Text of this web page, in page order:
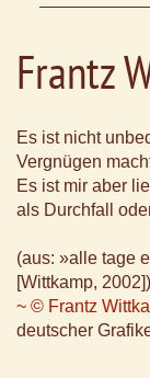
Frantz
Es ist nicht
Vergnügen
Es ist mir aber
als Durchfall
(aus: »alle tage
[Wittkamp, 2002])
~ © Frantz
deutscher